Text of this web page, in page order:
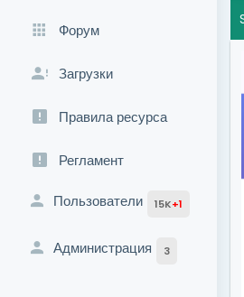
Форум
Загрузки
Правила ресурса
Регламент
Пользователи 15K+1
Администрация 3